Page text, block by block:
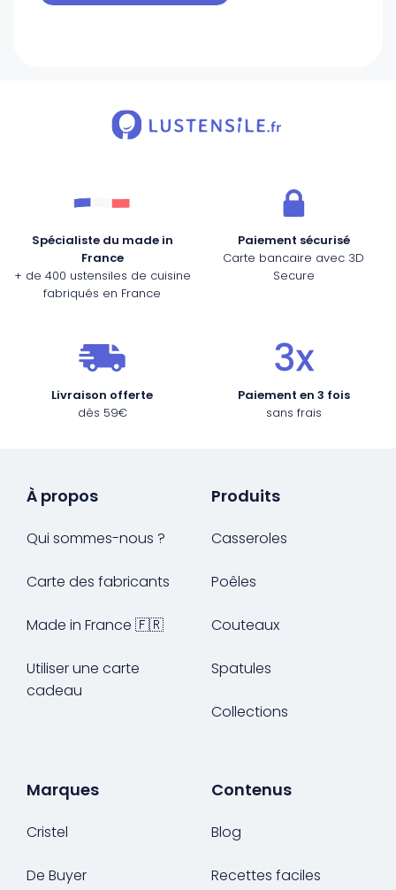
Spécialiste du made in
France
+ de 400 ustensiles de cuisine
fabriqués en France
Paiement sécurisé
Carte bancaire avec 3D
Secure
Livraison offerte
dès 59€
Paiement en 3 fois
sans frais
À propos
Qui sommes-nous ?
Carte des fabricants
Made in France 🇫🇷
Utiliser une carte
cadeau
Produits
Casseroles
Poêles
Couteaux
Spatules
Collections
Marques
Cristel
De Buyer
Contenus
Blog
Recettes faciles